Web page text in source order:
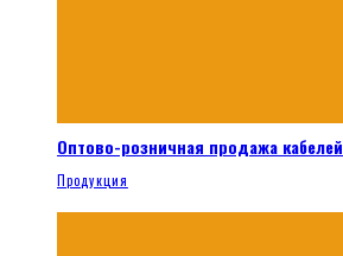
Оптово-розничная продажа кабелей
Продукция